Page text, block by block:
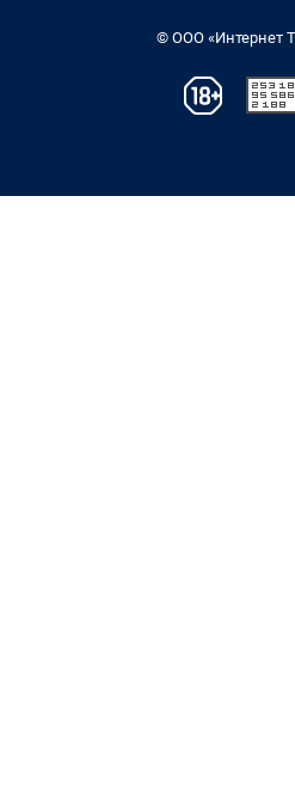
© ООО «Интернет